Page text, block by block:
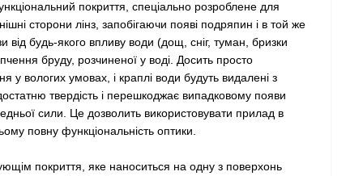
покриття, спеціально розроблене для
сторони лінз, запобігаючи появі подряпин і в той же
будь-якого впливу води (дощ, сніг, туман, бризки
бруду, розчиненої у воді. Досить просто
у вологих умовах, і краплі води будуть видалені з
твердість і перешкоджає випадковому появи
сили. Це дозволить використовувати прилад в
повну функціональність оптики.
покриття, яке наноситься на одну з поверхонь